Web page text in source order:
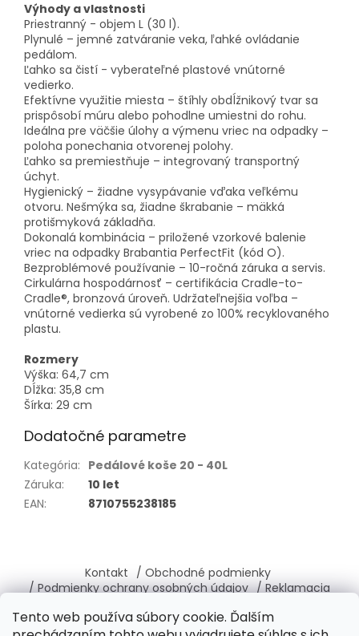
Tento web používa súbory cookie. Ďalším
Výhody a vlastnosti
Priestranný - objem L (30 l).
Plynulé – jemné zatváranie veka, ľahké ovládanie
pedálom.
Ľahko sa čistí - vyberateľné plastové vnútorné
vedierko.
Efektívne využitie miesta – štíhly obdĺžnikový tvar sa
prispôsobí múru alebo pohodlne umiestni do rohu.
Ideálna pre väčšie úlohy a výmenu vriec na odpadky –
poloha ponechania otvorenej polohy.
Ľahko sa premiestňuje – integrovaný transportný
úchyt.
Hygienický – žiadne vysypávanie vďaka veľkému
otvoru. Nešmýka sa, žiadne škrabanie – mäkká
protišmyková základňa.
Dokonalá kombinácia – priložené vzorkové balenie
vriec na odpadky Brabantia PerfectFit (kód O).
Bezproblémové používanie – 10-ročná záruka a servis.
Cirkulárna hospodárnosť – certifikácia Cradle-to-
Cradle®, bronzová úroveň. Udržateľnejšia voľba –
vnútorné vedierka sú vyrobené zo 100% recyklovaného
plastu.
Rozmery
Výška: 64,7 cm
Dĺžka: 35,8 cm
Šírka: 29 cm
Dodatočné parametre
Kategória: Pedálové koše 20 - 40L
Záruka:
10 let
EAN: 8710755238185
p
ä
Kontakt / Obchodné podmienky
/ Podmienky ochrany osobných údajov / Reklamacia